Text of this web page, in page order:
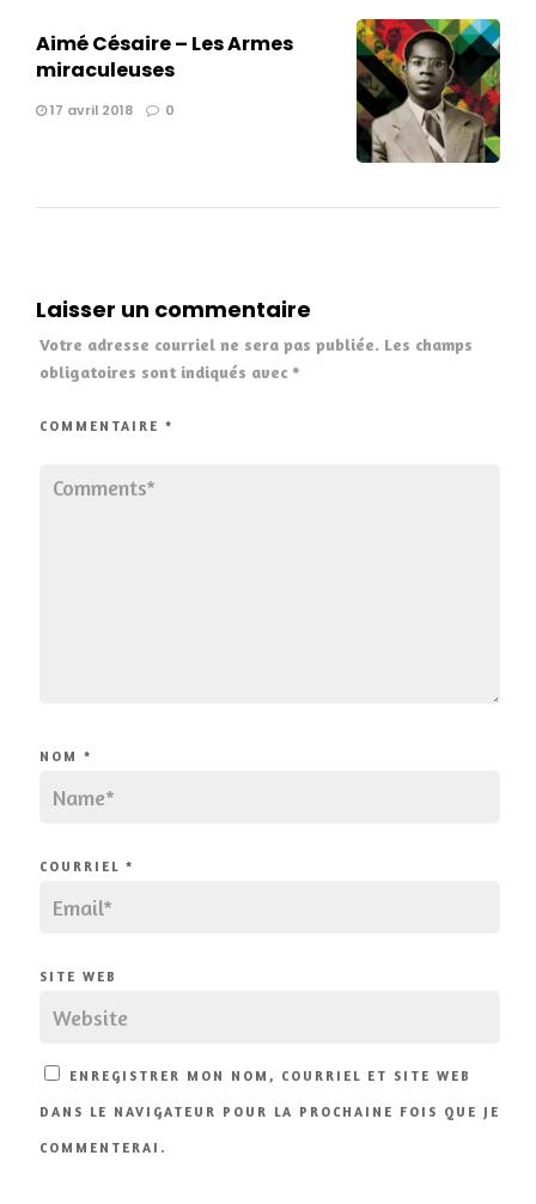
Aimé Césaire – Les Armes
miraculeuses
17 avril 2018 0
Laisser un commentaire
Votre adresse courriel ne sera pas publiée. Les champs
obligatoires sont indiqués avec *
COMMENTAIRE *
NOM *
COURRIEL *
SITE WEB
ENREGISTRER MON NOM, COURRIEL ET SITE WEB
DANS LE NAVIGATEUR POUR LA PROCHAINE FOIS QUE JE
COMMENTERAI.